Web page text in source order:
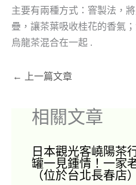
主要有兩種方式：窨製法，
疊，讓茶葉吸收桂花的香氣
烏龍茶混合在一起 .
← 上一篇文章
相關文章
日本觀光客嶢陽茶
罐一見鍾情！一家
（位於台北長春店）